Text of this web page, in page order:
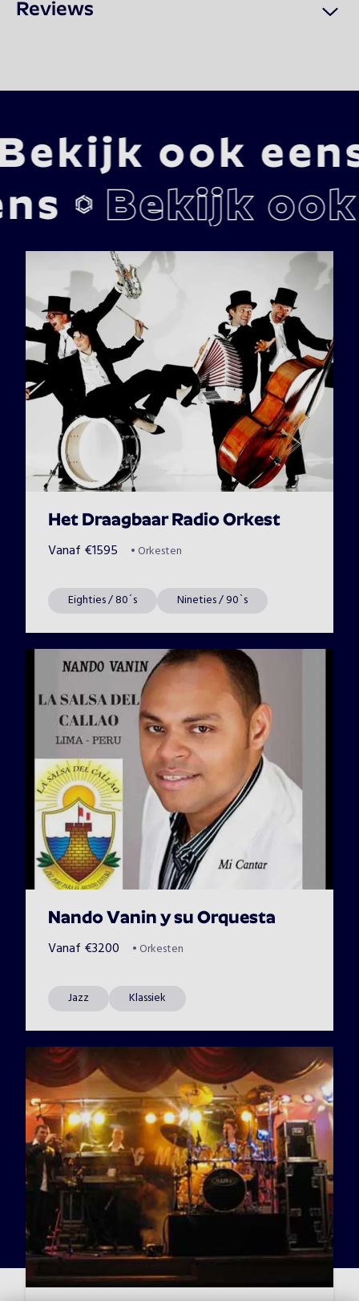
Reviews
Het Draagbaar Radio Orkest
Vanaf €1595 • Orkesten
Eighties / 80´s Nineties / 90`s
Nando Vanin y su Orquesta
Vanaf €3200 • Orkesten
Jazz Klassiek